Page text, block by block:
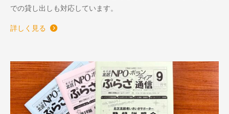
での貸し出しも対応しています。
詳しく見る